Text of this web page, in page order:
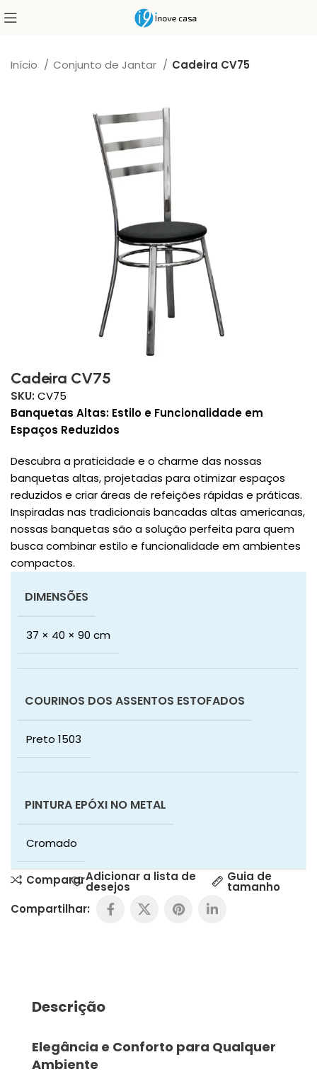
Início Conjunto de Jantar Cadeira CV75
Cadeira CV75
SKU:CV75
Banquetas Altas: Estilo e Funcionalidade em
Espaços Reduzidos
Descubra a praticidade e o charme das nossas
banquetas altas, projetadas para otimizar espaços
reduzidos e criar áreas de refeições rápidas e práticas.
Inspiradas nas tradicionais bancadas altas americanas,
nossas banquetas são a solução perfeita para quem
busca combinar estilo e funcionalidade em ambientes
compactos.
DIMENSÕES
37 × 40 × 90 cm
COURINOS DOS ASSENTOS ESTOFADOS
Preto 1503
PINTURA EPÓXI NO METAL
Cromado
CompararAdicionar a lista de
desejos
Guia de
tamanho
Compartilhar:
Descrição
Elegância e Conforto para Qualquer
Ambiente